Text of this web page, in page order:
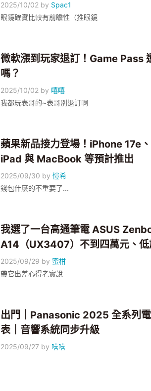
2025/10/02 by Spac1
眼鏡確實比較有前瞻性（推眼鏡
微軟漲到玩家退訂！Game Pass
嗎？
2025/10/02 by 嘻嘻
我都玩表哥的~表哥別退訂啊
蘋果新品接力登場！iPhone 17e
iPad 與 MacBook 等預計推出
2025/09/30 by愷希
錢包什麼的不重要了...
我選了一台高通筆電 ASUS
A14（UX3407）不到四萬元、低
2025/09/29 by 蜜柑
帶它出差心得老實說
出門｜Panasonic 2025 全系列
表｜音響系統同步升級
2025/09/27 by 嘻嘻